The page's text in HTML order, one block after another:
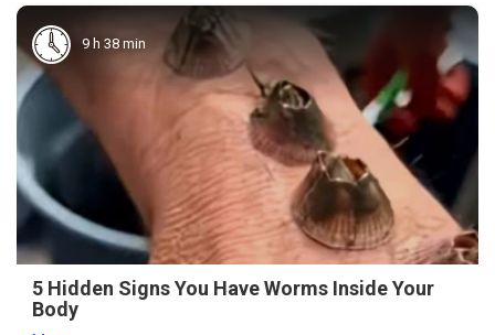
9 h 38 min
5 Hidden Signs You Have Worms Inside Your
Body